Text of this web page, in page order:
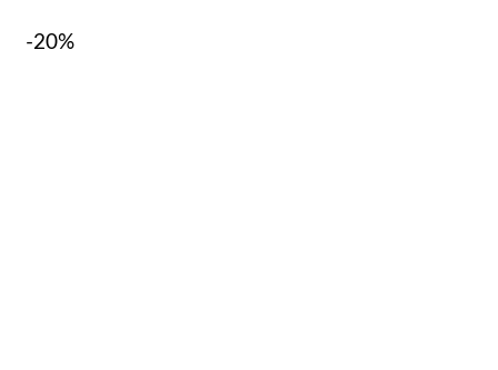
-20%